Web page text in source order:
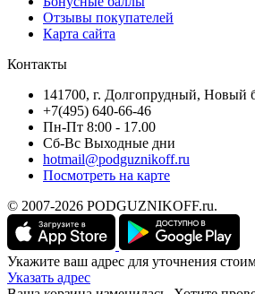
Отзывы покупателей
Карта сайта
Контакты
141700, г. Долгопрудный, Новый
+7(495) 640-66-46
Пн-Пт 8:00 - 17.00
Сб-Вс Выходные дни
hotmail@podguznikoff.ru
Посмотреть на карте
© 2007-2026 PODGUZNIKOFF.ru.
Укажите ваш адрес для уточнения
Указать адрес